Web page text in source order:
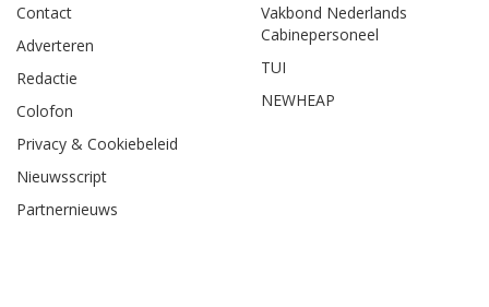
Contact
Adverteren
Redactie
Colofon
Privacy & Cookiebeleid
Nieuwsscript
Partnernieuws
Vakbond Nederlands
Cabinepersoneel
TUI
NEWHEAP